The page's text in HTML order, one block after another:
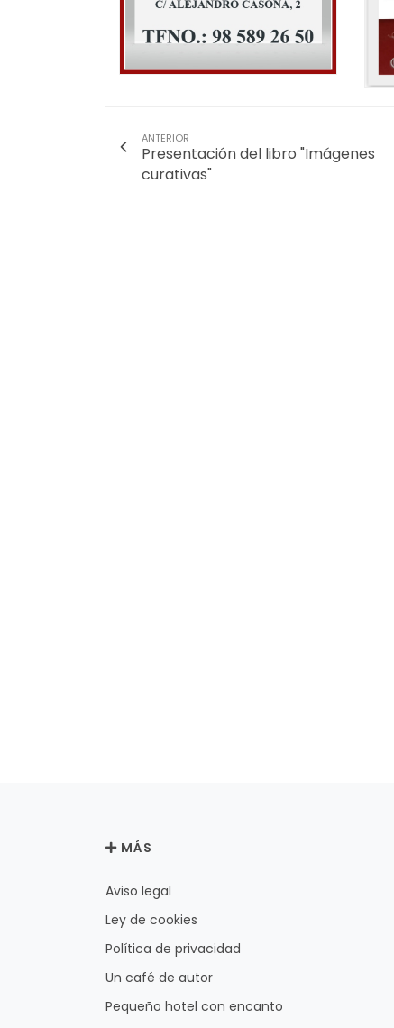
ANTERIOR
Presentación del libro "Imágenes
curativas"
MÁS
Aviso legal
Ley de cookies
Política de privacidad
Un café de autor
Pequeño hotel con encanto